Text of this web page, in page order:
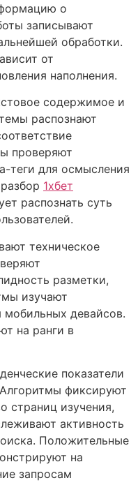
о
записывают
обработки.
от
наполнения.
содержимое и
распознают
проверяют
теги для осмысления
1хбет
распознать суть
техническое
разметки,
изучают
мобильных девайсов.
на ранги в
показатели
фиксируют
страниц изучения,
активность
Положительные
на
запросам